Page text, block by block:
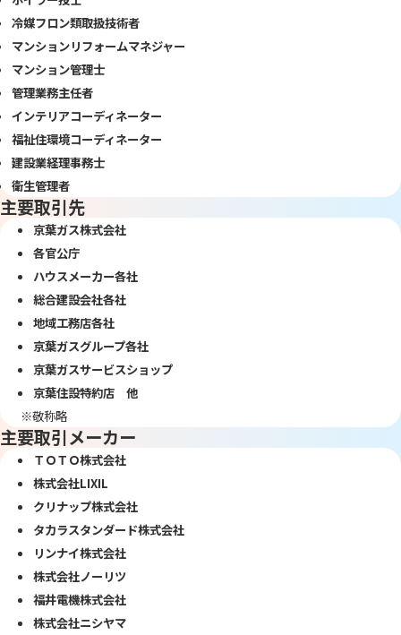
冷媒フロン類取扱技術者
マンションリフォームマネジャー
マンション管理士
管理業務主任者
インテリアコーディネーター
福祉住環境コーディネーター
建設業経理事務士
衛生管理者
主要取引先
京葉ガス株式会社
各官公庁
ハウスメーカー各社
総合建設会社各社
地域工務店各社
京葉ガスグループ各社
京葉ガスサービスショップ
京葉住設特約店 他
※敬称略
主要取引メーカー
ＴＯＴＯ株式会社
株式会社LIXIL
クリナップ株式会社
タカラスタンダード株式会社
リンナイ株式会社
株式会社ノーリツ
福井電機株式会社
株式会社ニシヤマ